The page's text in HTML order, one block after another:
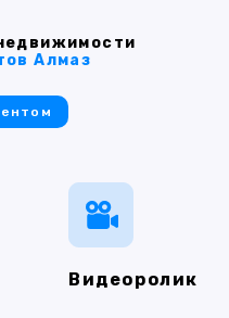
Видеоролик
Алмаз